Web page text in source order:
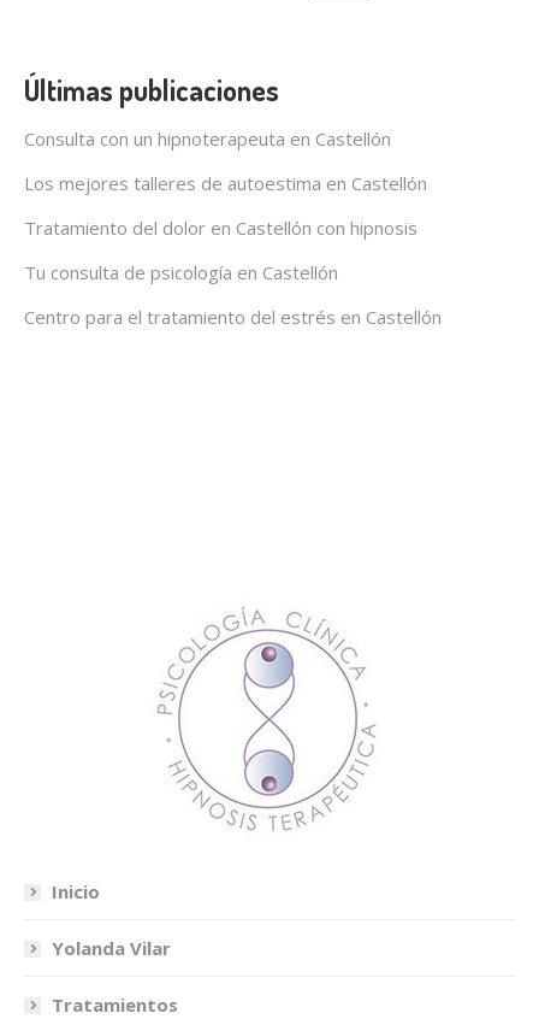
Últimas publicaciones
Consulta con un hipnoterapeuta en Castellón
Los mejores talleres de autoestima en Castellón
Tratamiento del dolor en Castellón con hipnosis
Tu consulta de psicología en Castellón
Centro para el tratamiento del estrés en Castellón
Inicio
Yolanda Vilar
Tratamientos